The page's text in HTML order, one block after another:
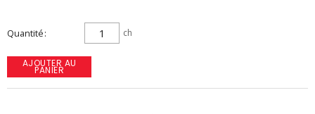
Quantité ch
AJOUTER AU
PANIER